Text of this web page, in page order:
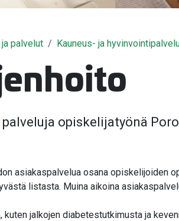
palvelut Kauneus- ja
opiskelijatyönä
asiakaspalvelua osana opiskelijoiden
listasta. Muina aikoina
kuten jalkojen diabetestutkimusta ja